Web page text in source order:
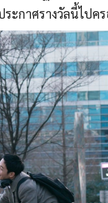
ระกาศรางวัลนี้ไปคร